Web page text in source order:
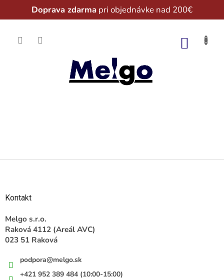
Doprava zdarma pri objednávke nad 200€
obsah
Kontakt
Melgo s.r.o.
Raková 4112 (Areál AVC)
023 51 Raková
podpora@melgo.sk
+421 952 389 484 (10:00-15:00)